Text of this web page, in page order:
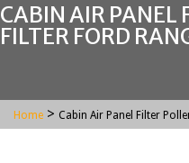
CABIN AIR PANEL
FILTER FORD
Home > Cabin Air Panel Filter